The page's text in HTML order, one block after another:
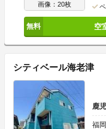
画像：20枚
空
シティベール海老津
鹿
福